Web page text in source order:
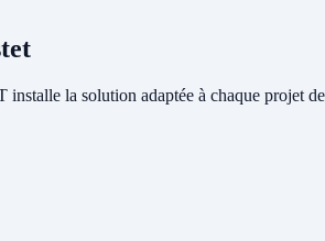
la solution adaptée à chaque projet